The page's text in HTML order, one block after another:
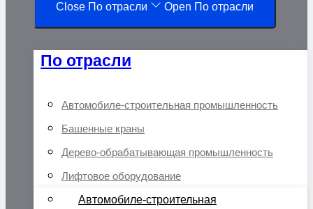
Close По отрасли Open По отрасли
По отрасли
Автомобиле-строительная промышленность
Башенные краны
Дерево-обрабатывающая промышленность
Лифтовое оборудование
Автомобиле-строительная